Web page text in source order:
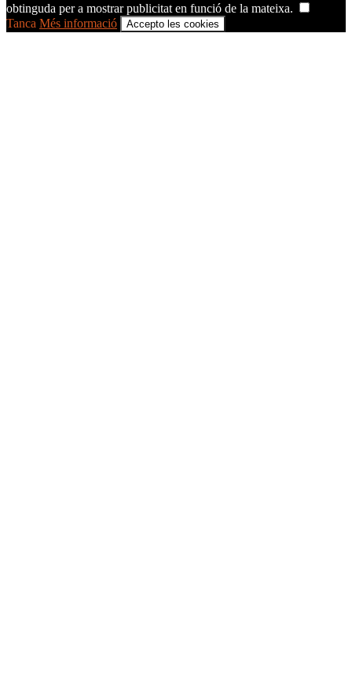
obtinguda per a mostrar publicitat en funció de la mateixa.
Tanca Més informació Accepto les cookies